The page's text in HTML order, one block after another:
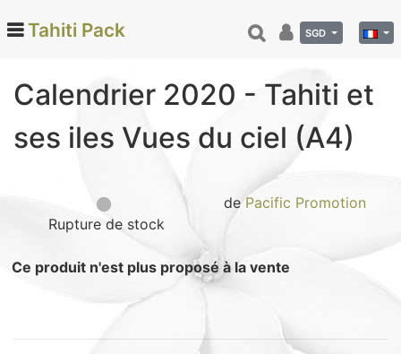
Monoi de Tahiti (66)
Noix de coco (24)
Vanille de Tahiti (26)
Calendriers et agenda (6)
Tahiti Pack SGD
Calendrier 2020 - Tahiti et
ses iles Vues du ciel (A4)
Rupture de stock
dePacific Promotion
Ce produit n'est plus proposé à la vente